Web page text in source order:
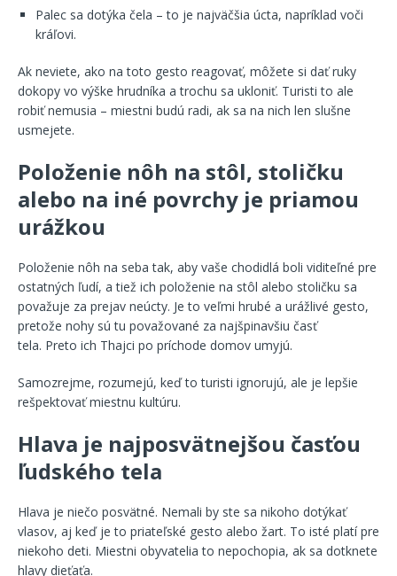
Palec sa dotýka čela – to je najväčšia úcta, napríklad voči
kráľovi.
Ak neviete, ako na toto gesto reagovať, môžete si dať ruky
dokopy vo výške hrudníka a trochu sa ukloniť. Turisti to ale
robiť nemusia – miestni budú radi, ak sa na nich len slušne
usmejete.
Položenie nôh na stôl, stoličku
alebo na iné povrchy je priamou
urážkou
Položenie nôh na seba tak, aby vaše chodidlá boli viditeľné pre
ostatných ľudí, a tiež ich položenie na stôl alebo stoličku sa
považuje za prejav neúcty. Je to veľmi hrubé a urážlivé gesto,
pretože nohy sú tu považované za najšpinavšiu časť
tela. Preto ich Thajci po príchode domov umyjú.
Samozrejme, rozumejú, keď to turisti ignorujú, ale je lepšie
rešpektovať miestnu kultúru.
Hlava je najposvätnejšou časťou
ľudského tela
Hlava je niečo posvätné. Nemali by ste sa nikoho dotýkať
vlasov, aj keď je to priateľské gesto alebo žart. To isté platí pre
niekoho deti. Miestni obyvatelia to nepochopia, ak sa dotknete
hlavy dieťaťa.